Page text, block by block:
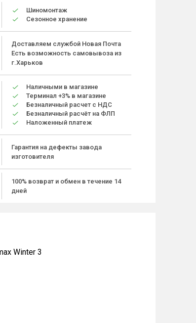
Шиномонтаж
Сезонное хранение
Доставляем службой Новая Почта
Есть возможность самовывоза из
г.Харьков
Наличными в магазине
Терминал +3% в магазине
Безналичный расчет с НДС
Безналичный расчёт на ФЛП
Наложенный платеж
Гарантия на дефекты завода
изготовителя
100% возврат и обмен в течение 14
дней
Winter 3